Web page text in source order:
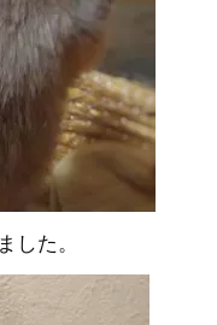
した。